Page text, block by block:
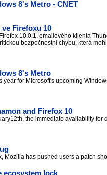
8's Metro - CNET
Firefoxu 10
10.0.1, emailového klienta
bezpečnostní chybu, která
8's Metro
for Microsoft's upcoming
and Firefox 10
the immediate availability for
Mozilla has pushed users a patch
ecosystem lock